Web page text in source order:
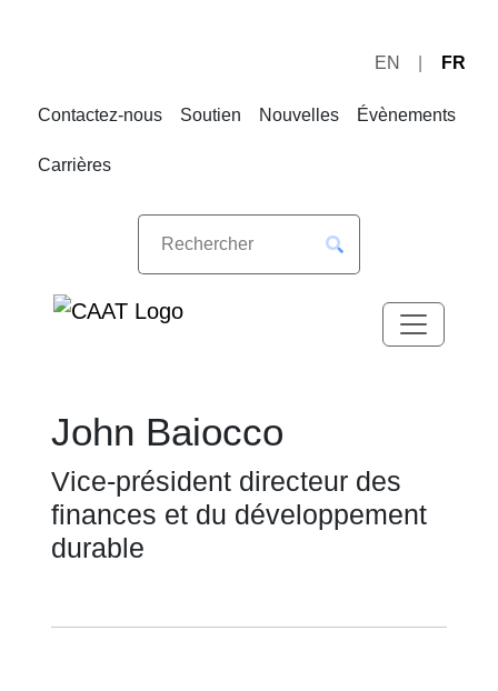
navigation
EN FR
Contactez-nous Soutien Nouvelles Évènements
Carrières
John Baiocco
Vice-président directeur des
finances et du développement
durable